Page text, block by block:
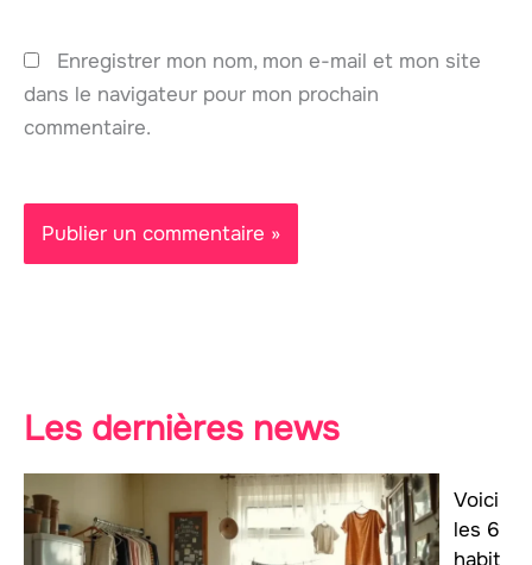
Enregistrer mon nom, mon e-mail et mon site
dans le navigateur pour mon prochain
commentaire.
Les dernières news
Voici
les 6
habit